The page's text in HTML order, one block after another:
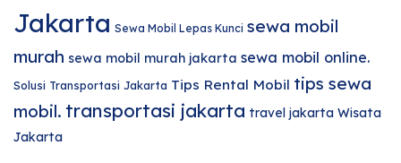
Jakarta Sewa Mobil Lepas Kunci sewa mobil
murah sewa mobil murah jakarta sewa mobil online.
Solusi Transportasi Jakarta Tips Rental Mobil tips sewa
mobil. transportasi jakarta travel jakarta Wisata
Jakarta